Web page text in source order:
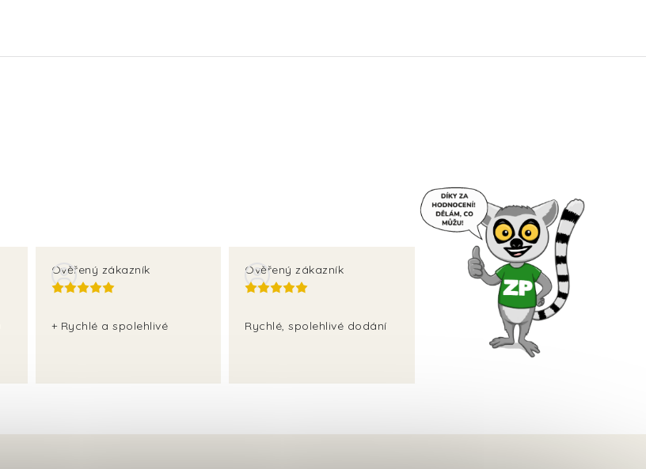
Ověřený zákazník
+ Rychlé a spolehlivé
Ověřený zákazník
Rychlé, spolehlivé dodání